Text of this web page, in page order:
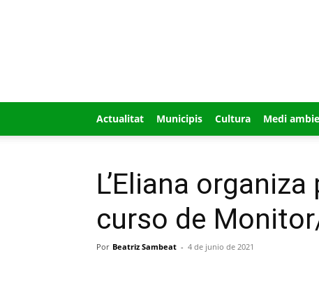
Actualitat Municipis Cultura Medi
L’Eliana
curso de
Por Beatriz Sambeat - 4 de junio de 2021